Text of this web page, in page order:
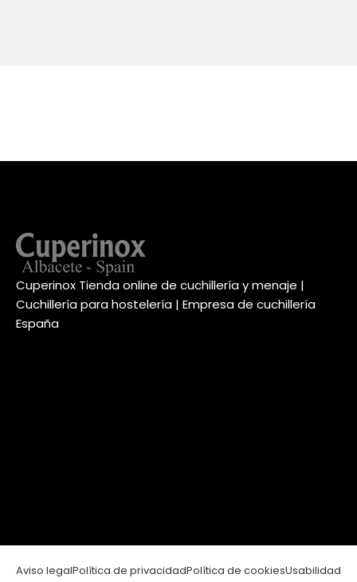
Cuperinox Tienda online de cuchillería y menaje |
Cuchillería para hostelería | Empresa de cuchillería
España
Aviso legalPolítica de privacidadPolítica de cookiesUsabilidad